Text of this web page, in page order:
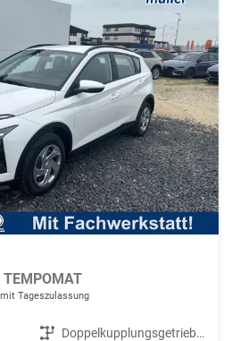
TEMPOMAT
Tageszulassung
Getriebe
Doppelkupplungsgetriebe (DSG)